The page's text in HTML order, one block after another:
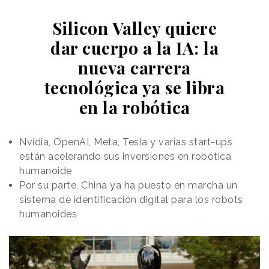
La colección, que según Pantene convierte "la rutina
capilar en una declaración de amor al pelo y también
al verano", y el propio TikTok, que es para muchos el
Silicon Valley quiere
dar cuerpo a la IA: la
nueva carrera
tecnológica ya se libra
en la robótica
Nvidia, OpenAI, Meta, Tesla y varias start-ups
están acelerando sus inversiones en robótica
humanoide
Por su parte, China ya ha puesto en marcha un
sistema de identificación digital para los robots
humanoides